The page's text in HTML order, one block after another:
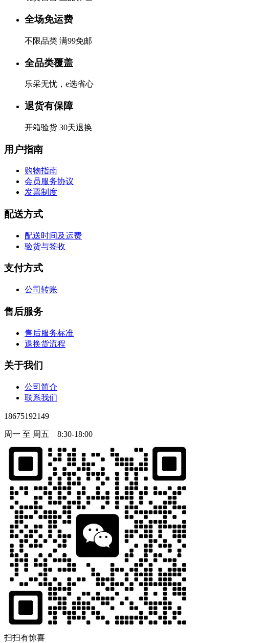
全场免运费
不限品类 满99免邮
全品类覆盖
乐采无忧，e选省心
退货有保障
开箱验货 30天退换
用户指南
购物指南
会员服务协议
发票制度
配送方式
配送时间及运费
验货与签收
支付方式
公司转账
售后服务
售后服务标准
退换货流程
关于我们
公司简介
联系我们
18675192149
周一 至 周五 8:30-18:00
扫扫有惊喜